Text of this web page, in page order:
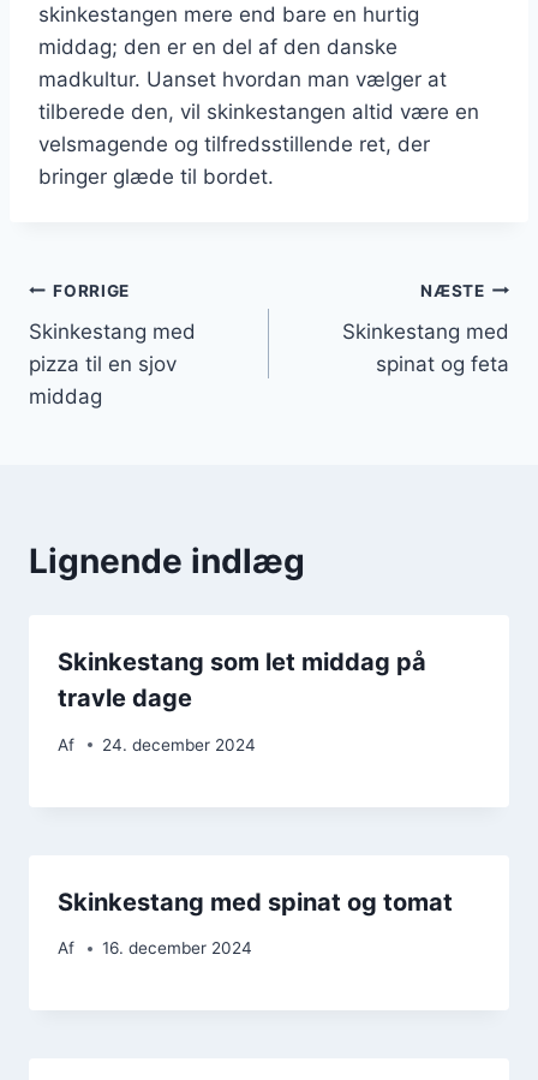
skinkestangen mere end bare en hurtig
middag; den er en del af den danske
madkultur. Uanset hvordan man vælger at
tilberede den, vil skinkestangen altid være en
velsmagende og tilfredsstillende ret, der
bringer glæde til bordet.
Indlægsnavigation
FORRIGE
Skinkestang med
pizza til en sjov
middag
NÆSTE
Skinkestang med
spinat og feta
Lignende indlæg
Skinkestang som let middag på
travle dage
Af 24. december 2024
Skinkestang med spinat og tomat
Af 16. december 2024